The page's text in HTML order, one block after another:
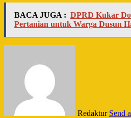
BACA JUGA : DPRD Kukar
Pertanian untuk Warga Dusun
Redaktur Send